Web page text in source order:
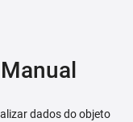
dados do objeto